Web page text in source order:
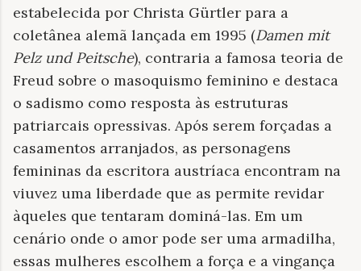
estabelecida por Christa Gürtler para a
coletânea alemã lançada em 1995 (Damen mit
Pelz und Peitsche), contraria a famosa teoria de
Freud sobre o masoquismo feminino e destaca
o sadismo como resposta às estruturas
patriarcais opressivas. Após serem forçadas a
casamentos arranjados, as personagens
femininas da escritora austríaca encontram na
viuvez uma liberdade que as permite revidar
àqueles que tentaram dominá-las. Em um
cenário onde o amor pode ser uma armadilha,
essas mulheres escolhem a força e a vingança